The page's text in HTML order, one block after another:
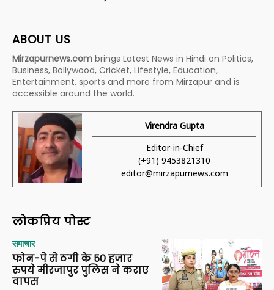
ABOUT US
Mirzapurnews.com brings Latest News in Hindi on Politics,
Business, Bollywood, Cricket, Lifestyle, Education,
Entertainment, sports and more from Mirzapur and is
accessible around the world.
Virendra Gupta
Editor-in-Chief
(+91) 9453821310
editor@mirzapurnews.com
लोकप्रिय पोस्ट
समाचार
फोन-पे से ठगी के 50 हजार
रुपये मीरजापुर पुलिस ने कराए
वापस